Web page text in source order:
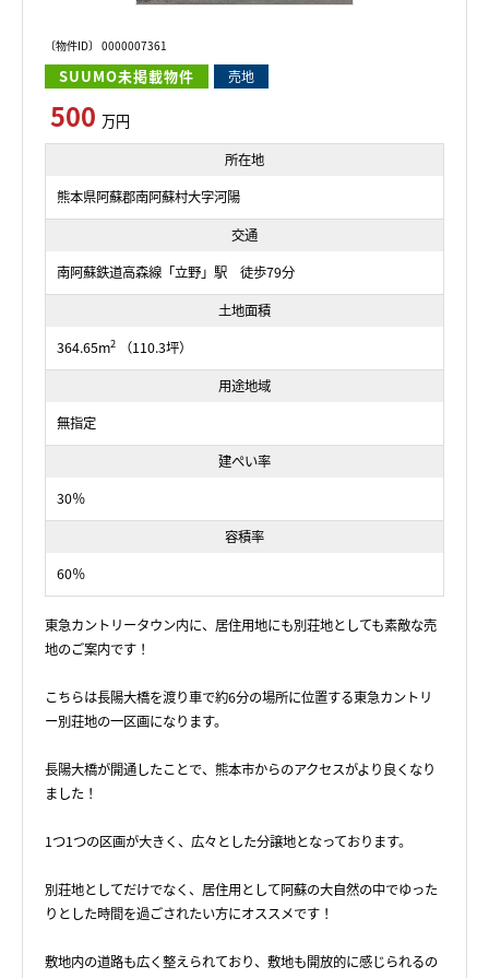
〔物件ID〕 0000007361
SUUMO未掲載物件 売地
500 万円
所在地
熊本県阿蘇郡南阿蘇村大字河陽
交通
南阿蘇鉄道高森線「立野」駅 徒歩79分
土地面積
364.65m2
（110.3坪）
用途地域
無指定
建ぺい率
30％
容積率
60％
東急カントリータウン内に、居住用地にも別荘地としても素敵な売
地のご案内です！
こちらは長陽大橋を渡り車で約6分の場所に位置する東急カントリ
ー別荘地の一区画になります。
長陽大橋が開通したことで、熊本市からのアクセスがより良くなり
ました！
1つ1つの区画が大きく、広々とした分譲地となっております。
別荘地としてだけでなく、居住用として阿蘇の大自然の中でゆった
りとした時間を過ごされたい方にオススメです！
敷地内の道路も広く整えられており、敷地も開放的に感じられるの